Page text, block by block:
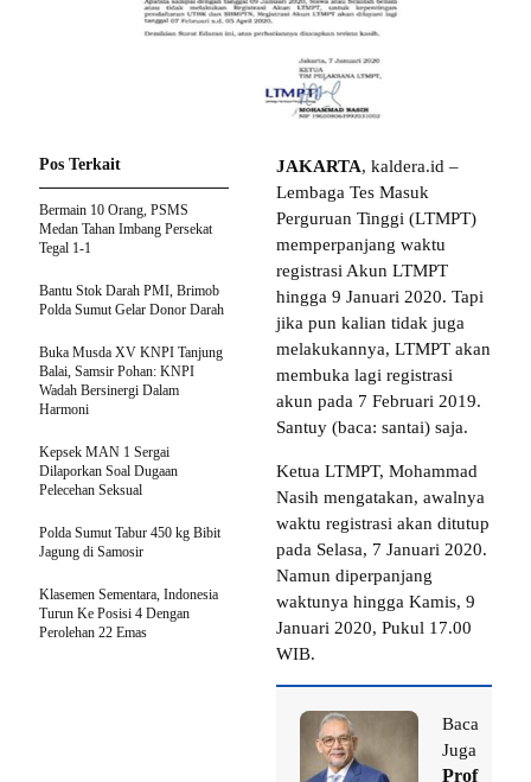
JAKARTA, kaldera.id –
Lembaga Tes Masuk
Perguruan Tinggi (LTMPT)
memperpanjang waktu
registrasi Akun LTMPT
hingga 9 Januari 2020. Tapi
jika pun kalian tidak juga
melakukannya, LTMPT akan
membuka lagi registrasi
akun pada 7 Februari 2019.
Santuy (baca: santai) saja.
Ketua LTMPT, Mohammad
Nasih mengatakan, awalnya
waktu registrasi akan ditutup
pada Selasa, 7 Januari 2020.
Namun diperpanjang
waktunya hingga Kamis, 9
Januari 2020, Pukul 17.00
WIB.
Baca
Juga
Prof
Pos Terkait
Bermain 10 Orang, PSMS
Medan Tahan Imbang Persekat
Tegal 1-1
Bantu Stok Darah PMI, Brimob
Polda Sumut Gelar Donor Darah
Buka Musda XV KNPI Tanjung
Balai, Samsir Pohan: KNPI
Wadah Bersinergi Dalam
Harmoni
Kepsek MAN 1 Sergai
Dilaporkan Soal Dugaan
Pelecehan Seksual
Polda Sumut Tabur 450 kg Bibit
Jagung di Samosir
Klasemen Sementara, Indonesia
Turun Ke Posisi 4 Dengan
Perolehan 22 Emas